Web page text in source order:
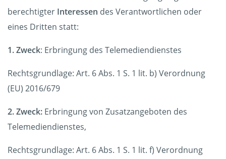
berechtigter Interessen des Verantwortlichen oder
eines Dritten statt:
1. Zweck: Erbringung des Telemediendienstes
Rechtsgrundlage: Art. 6 Abs. 1 S. 1 lit. b) Verordnung
(EU) 2016/679
2. Zweck: Erbringung von Zusatzangeboten des
Telemediendienstes,
Rechtsgrundlage: Art. 6 Abs. 1 S. 1 lit. f) Verordnung